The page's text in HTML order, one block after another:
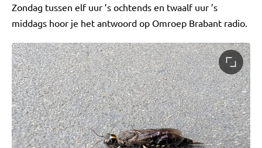
Zondag tussen elf uur ’s ochtends en twaalf uur ’s
middags hoor je het antwoord op Omroep Brabant radio.